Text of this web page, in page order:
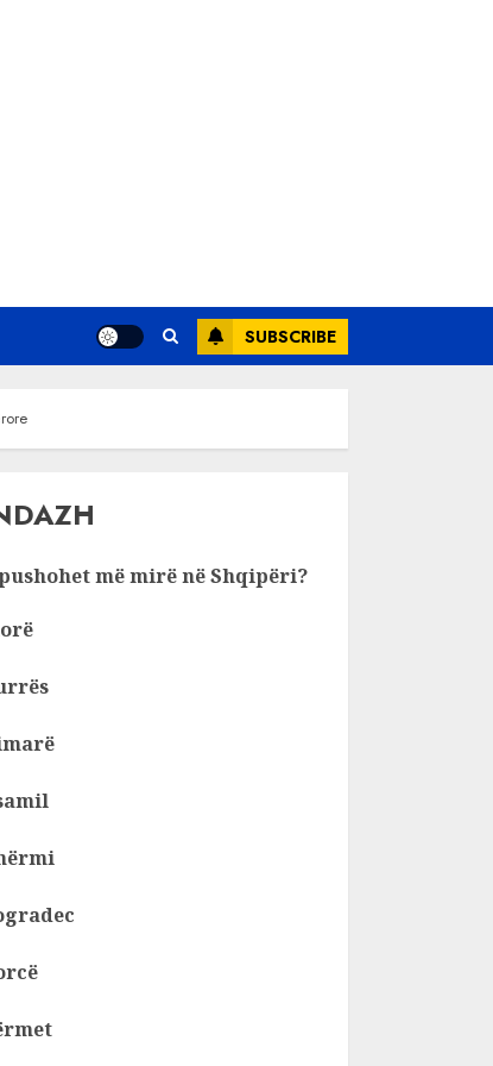
SUBSCRIBE
më mirë në Shqipëri?